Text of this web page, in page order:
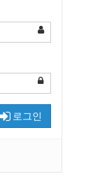
로그인